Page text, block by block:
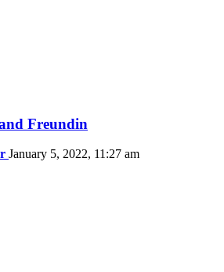
Freundin
January 5, 2022, 11:27 am